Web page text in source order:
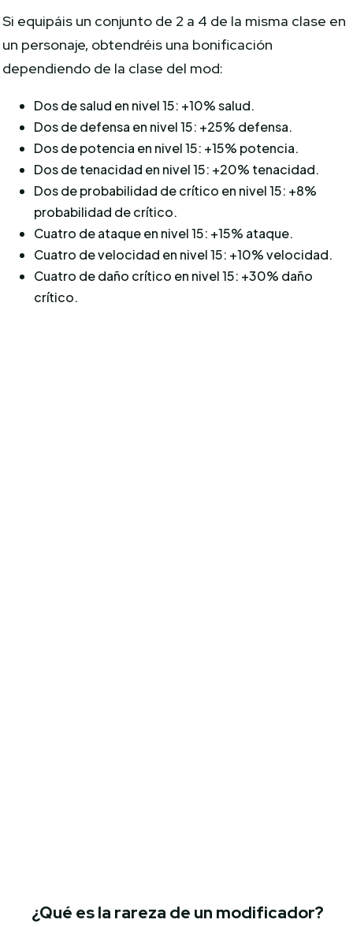
Si equipáis un conjunto de 2 a 4 de la misma clase en
un personaje, obtendréis una bonificación
dependiendo de la clase del mod:
Dos de salud en nivel 15: +10% salud.
Dos de defensa en nivel 15: +25% defensa.
Dos de potencia en nivel 15: +15% potencia.
Dos de tenacidad en nivel 15: +20% tenacidad.
Dos de probabilidad de crítico en nivel 15: +8%
probabilidad de crítico.
Cuatro de ataque en nivel 15: +15% ataque.
Cuatro de velocidad en nivel 15: +10% velocidad.
Cuatro de daño crítico en nivel 15: +30% daño
crítico.
¿Qué es la rareza de un modificador?